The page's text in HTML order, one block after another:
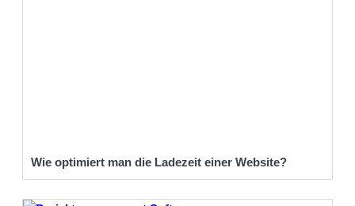
Wie optimiert man die Ladezeit einer Website?